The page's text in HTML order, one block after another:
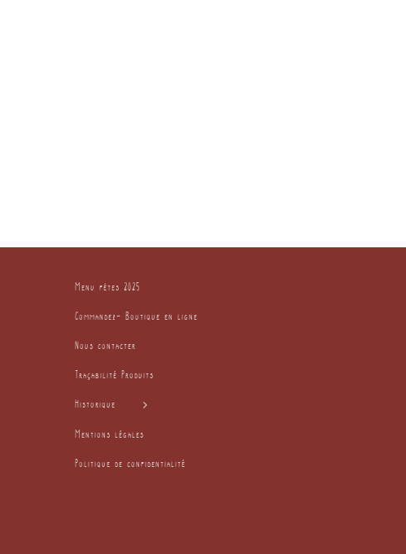
Menu fêtes 2025
Commandez- Boutique en ligne
Nous contacter
Traçabilité Produits
Historique
Mentions légales
Politique de confidentialité